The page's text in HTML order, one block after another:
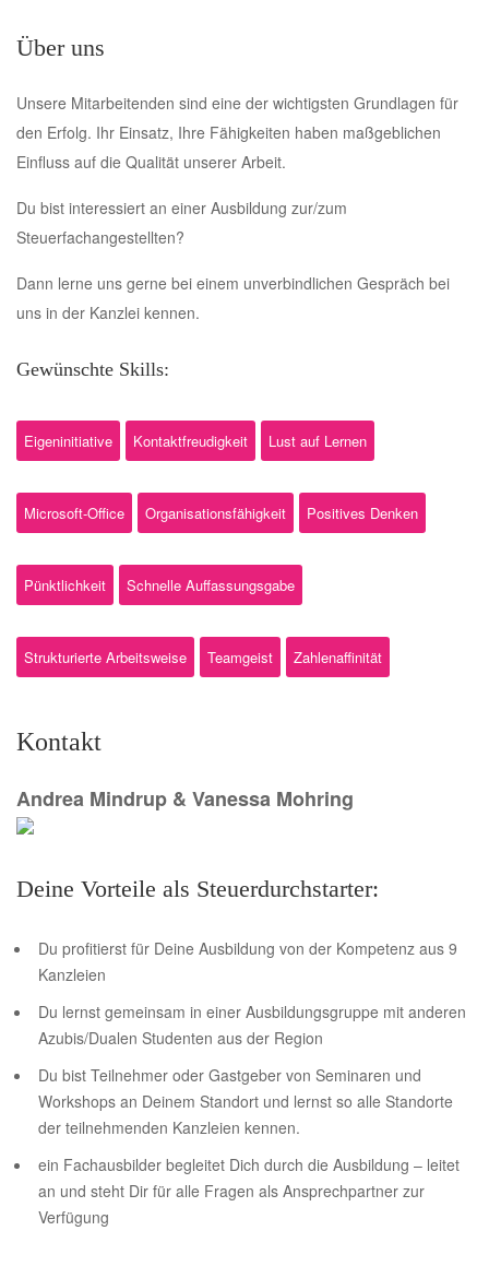
Über uns
Unsere Mitarbeitenden sind eine der wichtigsten Grundlagen für
den Erfolg. Ihr Einsatz, Ihre Fähigkeiten haben maßgeblichen
Einfluss auf die Qualität unserer Arbeit.
Du bist interessiert an einer Ausbildung zur/zum
Steuerfachangestellten?
Dann lerne uns gerne bei einem unverbindlichen Gespräch bei
uns in der Kanzlei kennen.
Gewünschte Skills:
Eigeninitiative Kontaktfreudigkeit Lust auf Lernen
Microsoft-Office Organisationsfähigkeit Positives Denken
Pünktlichkeit Schnelle Auffassungsgabe
Strukturierte Arbeitsweise Teamgeist Zahlenaffinität
Kontakt
Andrea Mindrup & Vanessa Mohring
Deine Vorteile als Steuerdurchstarter:
Du profitierst für Deine Ausbildung von der Kompetenz aus 9
Kanzleien
Du lernst gemeinsam in einer Ausbildungsgruppe mit anderen
Azubis/Dualen Studenten aus der Region
Du bist Teilnehmer oder Gastgeber von Seminaren und
Workshops an Deinem Standort und lernst so alle Standorte
der teilnehmenden Kanzleien kennen.
ein Fachausbilder begleitet Dich durch die Ausbildung – leitet
an und steht Dir für alle Fragen als Ansprechpartner zur
Verfügung